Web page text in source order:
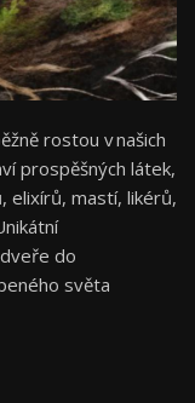
rostou v našich
prospěšných látek,
elixírů, mastí, likérů,
do
světa